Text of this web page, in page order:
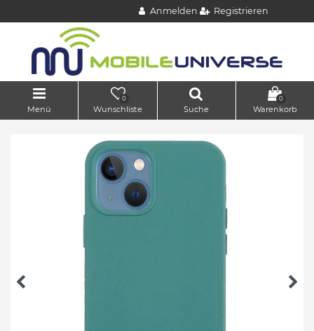
Anmelden Registrieren
Menü
0
Wunschliste Suche
0
Warenkorb